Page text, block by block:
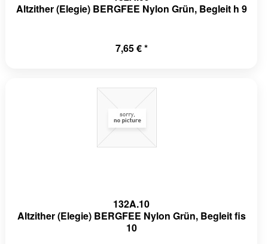
Altzither (Elegie) BERGFEE Nylon Grün, Begleit h 9
7,65 € *
132A.10
Altzither (Elegie) BERGFEE Nylon Grün, Begleit fis
10